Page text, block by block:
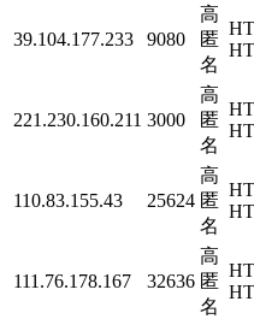
39.104.177.233 9080
高
匿
名
221.230.160.211 3000
高
匿
名
110.83.155.43 25624
高
匿
名
111.76.178.167 32636
高
匿
名